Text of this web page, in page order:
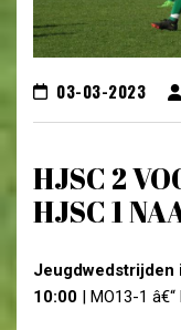
03-03-2023
HJSC 2
HJSC 1
Jeugdwedstrijden
10:00 | MO13-1